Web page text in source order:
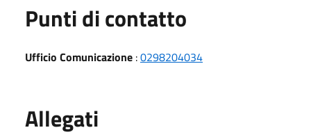
Punti di contatto
Ufficio Comunicazione :0298204034
Allegati